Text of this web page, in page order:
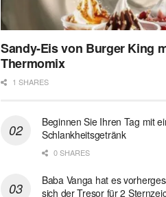
Sandy-Eis von Burger King
Thermomix
1 SHARES
Beginnen Sie Ihren Tag mit
Schlankheitsgetränk
0 SHARES
Baba Vanga hat es
sich der Tresor für 2